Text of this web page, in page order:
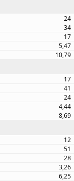
24
34
17
5,47
10,79
17
41
24
4,44
8,69
12
51
28
3,26
6,25